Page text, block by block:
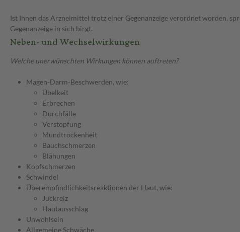
Ist Ihnen das Arzneimittel trotz einer Gegenanzeige verordnet worden,
Gegenanzeige in sich birgt.
Neben- und Wechselwirkungen
Welche unerwünschten Wirkungen können auftreten?
Magen-Darm-Beschwerden, wie:
Übelkeit
Erbrechen
Durchfälle
Verstopfung
Mundtrockenheit
Bauchschmerzen
Blähungen
Kopfschmerzen
Schwindel
Überempfindlichkeitsreaktionen der Haut, wie:
Juckreiz
Hautausschlag
Unwohlsein
Allgemeine Schwäche